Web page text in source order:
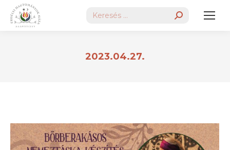
Search:
2023.04.27.